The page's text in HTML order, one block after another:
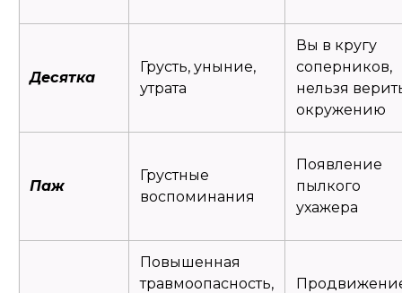
Десятка
Грусть, уныние,
утрата
Вы в кругу
соперников,
нельзя
окружению
Паж
Грустные
воспоминания
Появление
пылкого
ухажера
Повышенная
травмоопасность,